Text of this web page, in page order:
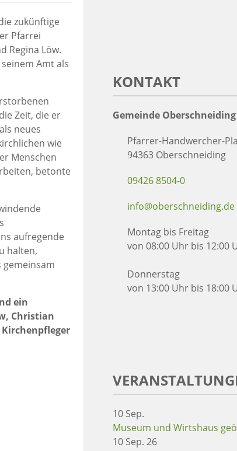
zukünftige
Pfarrei
Regina Löw.
Amt als
Zeit, die er
neues
wie
Menschen
betonte
aufregende
halten,
gemeinsam
ein
Christian
KONTAKT
Gemeinde Oberschneiding
Pfarrer-Handwercher-
94363 Oberschneiding
09426 8504-0
info@oberschneiding.de
Montag bis Freitag
von 08:00 Uhr bis 12:00
Donnerstag
von 13:00 Uhr bis 18:00
10 Sep.
Museum und Wirtshaus
10 Sep. 26